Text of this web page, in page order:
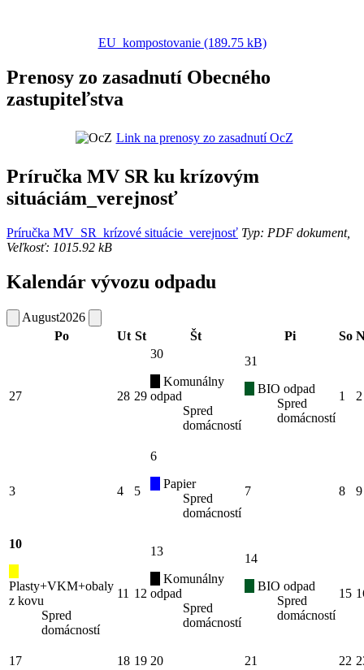
EU_kompostovanie (189.75 kB)
Prenosy zo zasadnutí Obecného
zastupiteľstva
Link na prenosy zo zasadnutí OcZ
Príručka MV SR ku krízovým
situáciám_verejnosť
Príručka MV_SR_krízové situácie_verejnosť Typ: PDF dokument,
Veľkosť: 1015.92 kB
Kalendár vývozu odpadu
August2026
Po
Ut St Št Pi So
27 28 29
30
Komunálny
odpad
Spred
domácností
31
BIO odpad
Spred
domácností
1 2
3 4 5
6
Papier
Spred
domácností
7 8 9
10
Plasty+VKM+obaly
z kovu
Spred
domácností
11 12
13
Komunálny
odpad
Spred
domácností
14
BIO odpad
Spred
domácností
15
17 18 19 20 21 22